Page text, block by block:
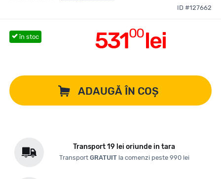
ID #127662
53100lei
în stoc
ADAUGĂ ÎN COȘ
Transport 19 lei oriunde in tara
Transport GRATUITla comenzi peste 990 lei